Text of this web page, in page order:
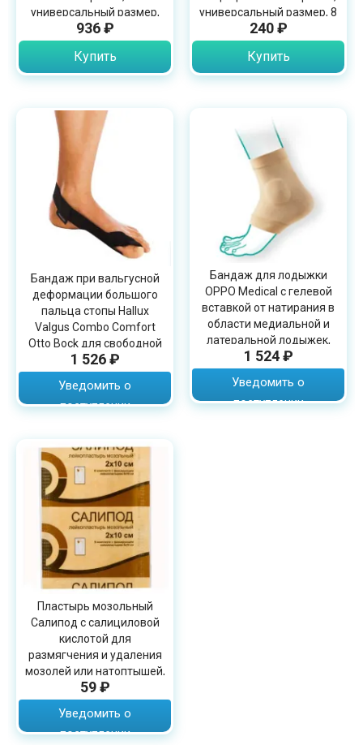
универсальный размер,
6071
936 ₽
Купить
универсальный размер, 8
шт., 6060
240 ₽
Купить
Бандаж при вальгусной
деформации большого
пальца стопы Hallux
Valgus Combo Comfort
Otto Bock для свободной
обуви, 509
1 526 ₽
Уведомить о
поступлении
Бандаж для лодыжки
OPPO Medical с гелевой
вставкой от натирания в
области медиальной и
латеральной лодыжек,
6791
1 524 ₽
Уведомить о
поступлении
Пластырь мозольный
Салипод с салициловой
кислотой для
размягчения и удаления
мозолей или натоптышей,
2х10см
59 ₽
Уведомить о
поступлении